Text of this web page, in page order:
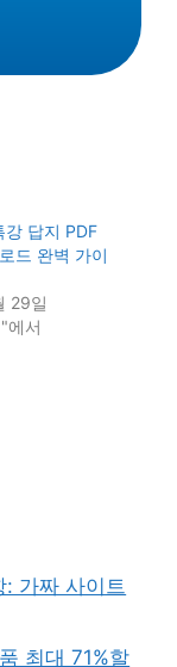
답지 PDF
드 완벽 가이
29일
에서
가짜 사이트
최대 71%할